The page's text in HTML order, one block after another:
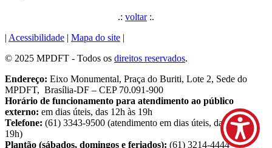
.: voltar:.
| Acessibilidade | Mapa do site |
© 2025 MPDFT - Todos os direitos reservados.
Endereço: Eixo Monumental, Praça do Buriti, Lote 2, Sede do
MPDFT, Brasília-DF – CEP 70.091-900
Horário de funcionamento para atendimento ao público
externo: em dias úteis, das 12h às 19h
Telefone: (61) 3343-9500 (atendimento em dias úteis, das 9h às
19h)
Plantão (sábados, domingos e feriados): (61) 3214-4444